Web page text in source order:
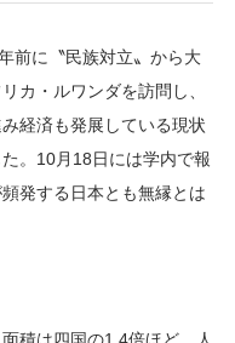
前に〝民族対立〟から大
カ・ルワンダを訪問し、
経済も発展している現状
。10月18日には学内で報
発する日本とも無縁とは